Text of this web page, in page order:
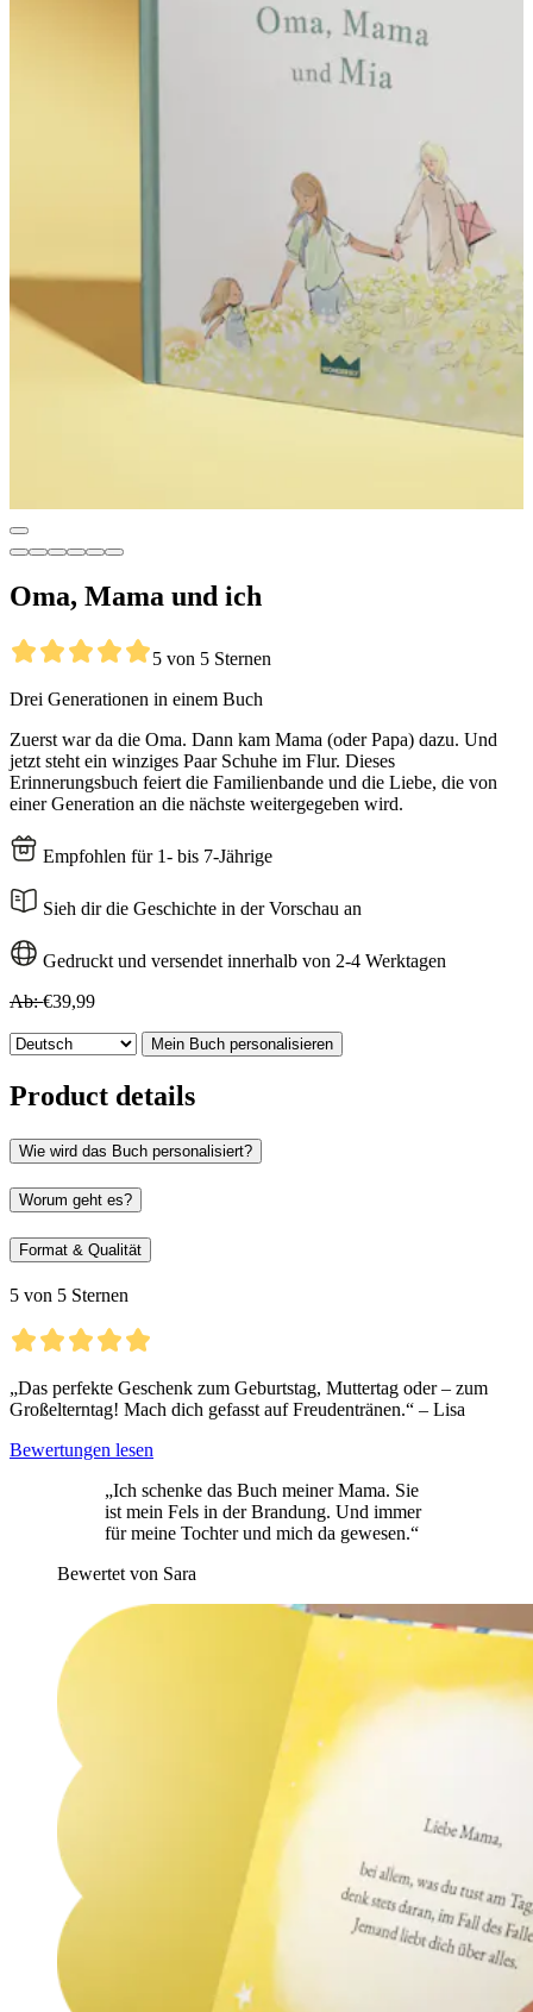
Oma, Mama und ich
5 von 5 Sternen
Drei Generationen in einem Buch
Zuerst war da die Oma. Dann kam Mama (oder Papa) dazu. Und
jetzt steht ein winziges Paar Schuhe im Flur. Dieses
Erinnerungsbuch feiert die Familienbande und die Liebe, die von
einer Generation an die nächste weitergegeben wird.
Empfohlen für 1- bis 7-Jährige
Sieh dir die Geschichte in der Vorschau an
Gedruckt und versendet innerhalb von 2-4 Werktagen
Ab:€39,99
Mein Buch personalisieren
Product details
Wie wird das Buch personalisiert?
Worum geht es?
Format & Qualität
5 von 5 Sternen
„Das perfekte Geschenk zum Geburtstag, Muttertag oder – zum
Großelterntag! Mach dich gefasst auf Freudentränen.“ – Lisa
Bewertungen lesen
„Ich schenke das Buch meiner Mama. Sie
ist mein Fels in der Brandung. Und immer
für meine Tochter und mich da gewesen.“
Bewertet von Sara